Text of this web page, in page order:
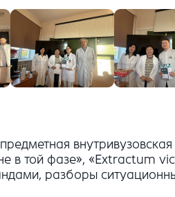
в той фазе», «Extractum
разборы